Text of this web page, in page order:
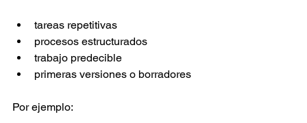
tareas repetitivas
procesos estructurados
trabajo predecible
primeras versiones o borradores
Por ejemplo: